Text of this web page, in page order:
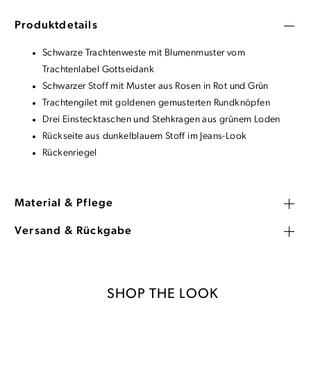
Produktdetails
Schwarze Trachtenweste mit Blumenmuster vom
Trachtenlabel Gottseidank
Schwarzer Stoff mit Muster aus Rosen in Rot und Grün
Trachtengilet mit goldenen gemusterten Rundknöpfen
Drei Einstecktaschen und Stehkragen aus grünem Loden
Rückseite aus dunkelblauem Stoff im Jeans-Look
Rückenriegel
Material & Pflege
Versand & Rückgabe
SHOP THE LOOK